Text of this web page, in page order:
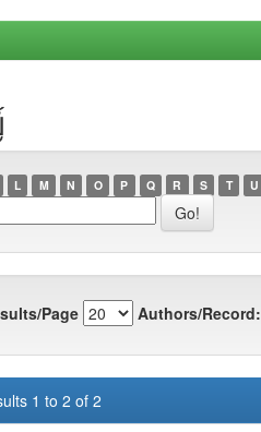
L M N O P Q R S T U
Page Authors/Record:
1 to 2 of 2